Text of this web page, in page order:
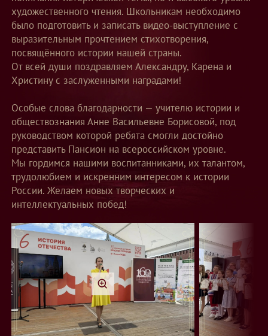
художественного чтения. Школьникам необходимо
было подготовить и записать видео-выступление с
выразительным прочтением стихотворения,
посвящённого истории нашей страны.
От всей души поздравляем Александру, Карена и
Христину с заслуженными наградами!
Особые слова благодарности — учителю истории и
обществознания Анне Васильевне Борисовой, под
руководством которой ребята смогли достойно
представить Пансион на всероссийском уровне.
Мы гордимся нашими воспитанниками, их талантом,
трудолюбием и искренним интересом к истории
России. Желаем новых творческих и
интеллектуальных побед!